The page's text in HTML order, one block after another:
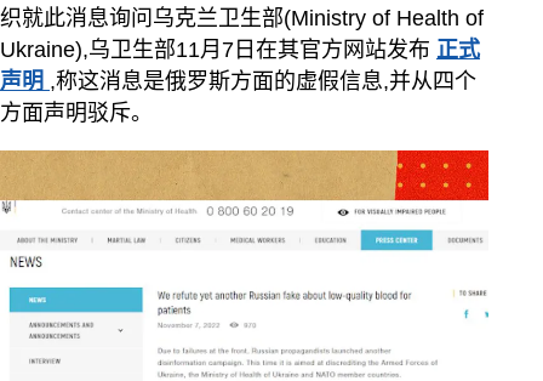
织就此消息询问乌克兰卫生部(Ministry of Health of
Ukraine),乌卫生部11月7日在其官方网站发布 正式
声明 ,称这消息是俄罗斯方面的虚假信息,并从四个
方面声明驳斥。